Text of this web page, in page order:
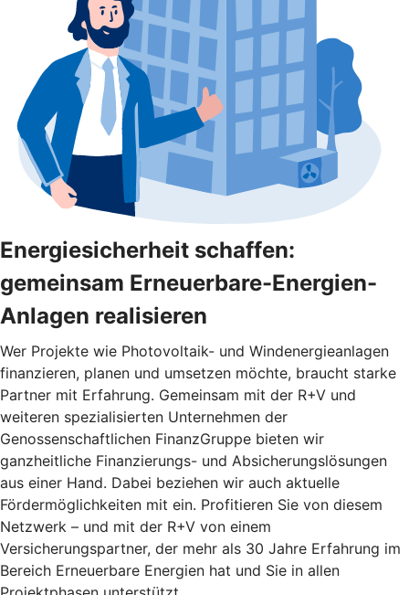
Energiesicherheit schaffen:
gemeinsam Erneuerbare-Energien-
Anlagen realisieren
Wer Projekte wie Photovoltaik- und Windenergieanlagen
finanzieren, planen und umsetzen möchte, braucht starke
Partner mit Erfahrung. Gemeinsam mit der R+V und
weiteren spezialisierten Unternehmen der
Genossenschaftlichen FinanzGruppe bieten wir
ganzheitliche Finanzierungs- und Absicherungslösungen
aus einer Hand. Dabei beziehen wir auch aktuelle
Fördermöglichkeiten mit ein. Profitieren Sie von diesem
Netzwerk – und mit der R+V von einem
Versicherungspartner, der mehr als 30 Jahre Erfahrung im
Bereich Erneuerbare Energien hat und Sie in allen